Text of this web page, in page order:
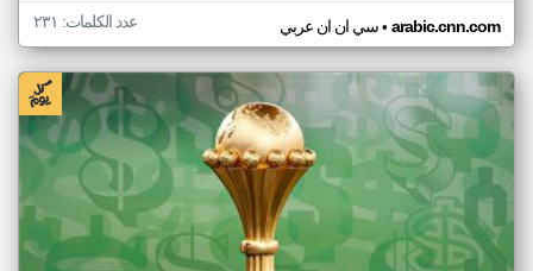
سي ان ان عربي• arabic.cnn.com عدد الكلمات: ٢٣١